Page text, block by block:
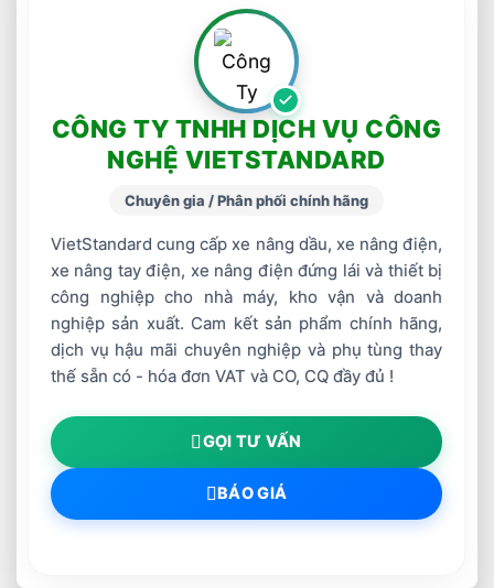
CÔNG TY TNHH DỊCH VỤ CÔNG
NGHỆ VIETSTANDARD
Chuyên gia / Phân phối chính hãng
VietStandard cung cấp xe nâng dầu, xe nâng điện,
xe nâng tay điện, xe nâng điện đứng lái và thiết bị
công nghiệp cho nhà máy, kho vận và doanh
nghiệp sản xuất. Cam kết sản phẩm chính hãng,
dịch vụ hậu mãi chuyên nghiệp và phụ tùng thay
thế sẵn có - hóa đơn VAT và CO, CQ đầy đủ !
GỌI TƯ VẤN
BÁO GIÁ